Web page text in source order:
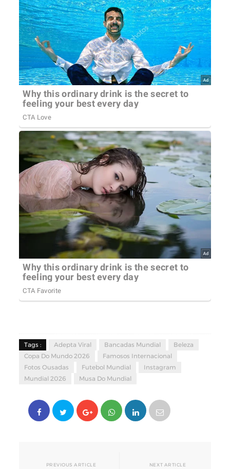
Tags : Adepta Viral Bancadas Mundial
Beleza
Copa Do Mundo 2026
Famosos Internacional
Fotos Ousadas
Futebol Mundial
Instagram
Mundial 2026
Musa Do Mundial
PREVIOUS ARTICLE NEXT ARTICLE